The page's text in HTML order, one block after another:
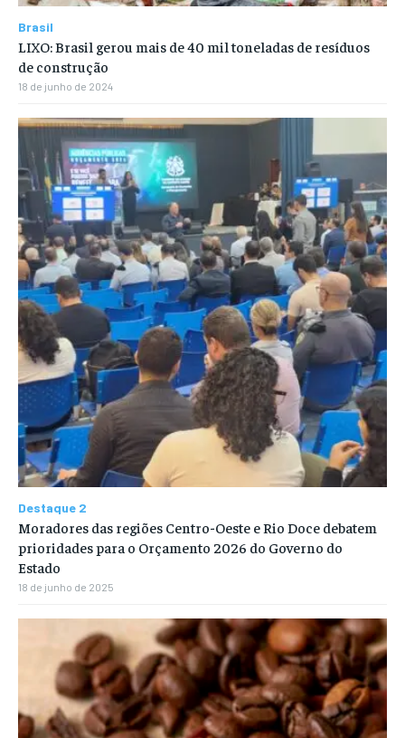
Brasil
LIXO: Brasil gerou mais de 40 mil toneladas de resíduos
de construção
18 de junho de 2024
Destaque 2
Moradores das regiões Centro-Oeste e Rio Doce debatem
prioridades para o Orçamento 2026 do Governo do
Estado
18 de junho de 2025